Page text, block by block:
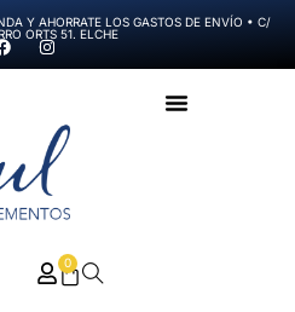
Y AHORRATE LOS GASTOS DE ENVÍO • C/
ORTS 51. ELCHE
0